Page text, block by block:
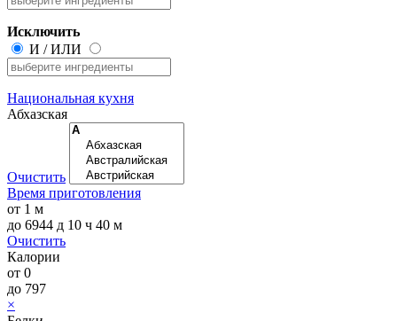
Исключить
И /ИЛИ
Национальная кухня
Абхазская
Очистить
Время приготовления
от 1 м
до 6944 д 10 ч 40 м
Очистить
Калории
от 0
до 797
×